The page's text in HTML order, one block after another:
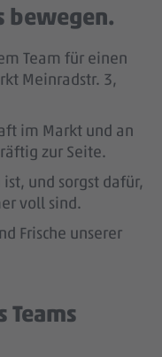
bewegen.
Team für einen
Meinradstr. 3,
im Markt und an
zur Seite.
und sorgst dafür,
voll sind.
Frische unserer
Teams